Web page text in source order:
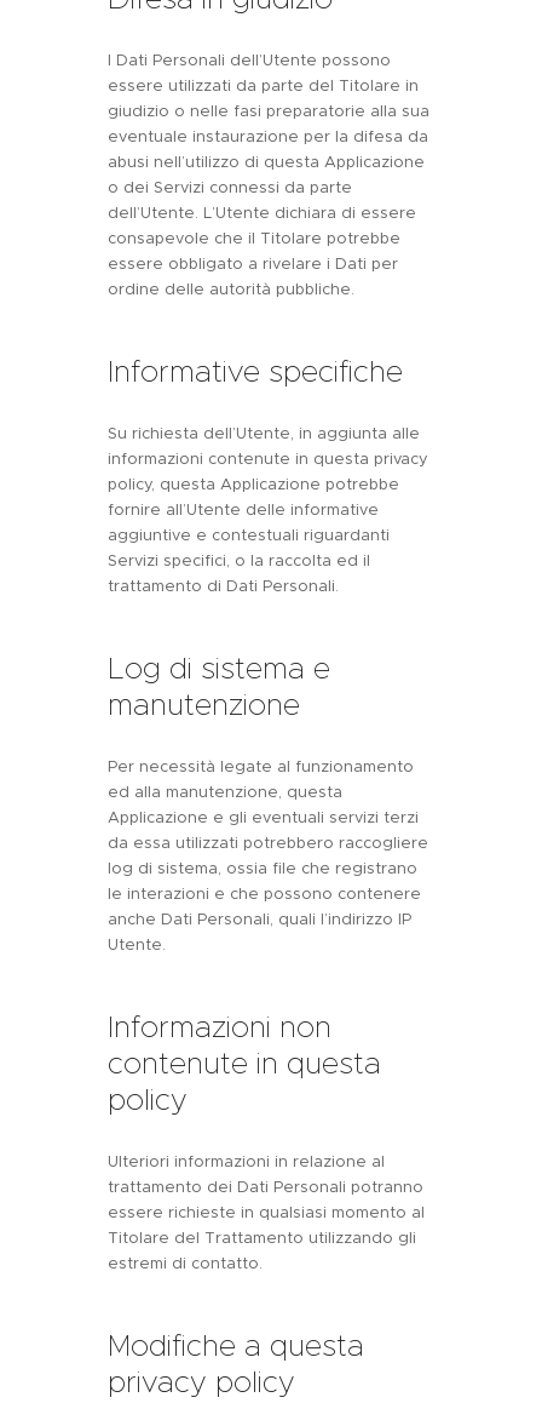
I Dati Personali dell’Utente possono
essere utilizzati da parte del Titolare in
giudizio o nelle fasi preparatorie alla sua
eventuale instaurazione per la difesa da
abusi nell’utilizzo di questa Applicazione
o dei Servizi connessi da parte
dell’Utente. L’Utente dichiara di essere
consapevole che il Titolare potrebbe
essere obbligato a rivelare i Dati per
ordine delle autorità pubbliche.
Informative specifiche
Su richiesta dell’Utente, in aggiunta alle
informazioni contenute in questa privacy
policy, questa Applicazione potrebbe
fornire all’Utente delle informative
aggiuntive e contestuali riguardanti
Servizi specifici, o la raccolta ed il
trattamento di Dati Personali.
Log di sistema e
manutenzione
Per necessità legate al funzionamento
ed alla manutenzione, questa
Applicazione e gli eventuali servizi terzi
da essa utilizzati potrebbero raccogliere
log di sistema, ossia file che registrano
le interazioni e che possono contenere
anche Dati Personali, quali l’indirizzo IP
Utente.
Informazioni non
contenute in questa
policy
Ulteriori informazioni in relazione al
trattamento dei Dati Personali potranno
essere richieste in qualsiasi momento al
Titolare del Trattamento utilizzando gli
estremi di contatto.
Modifiche a questa
privacy policy